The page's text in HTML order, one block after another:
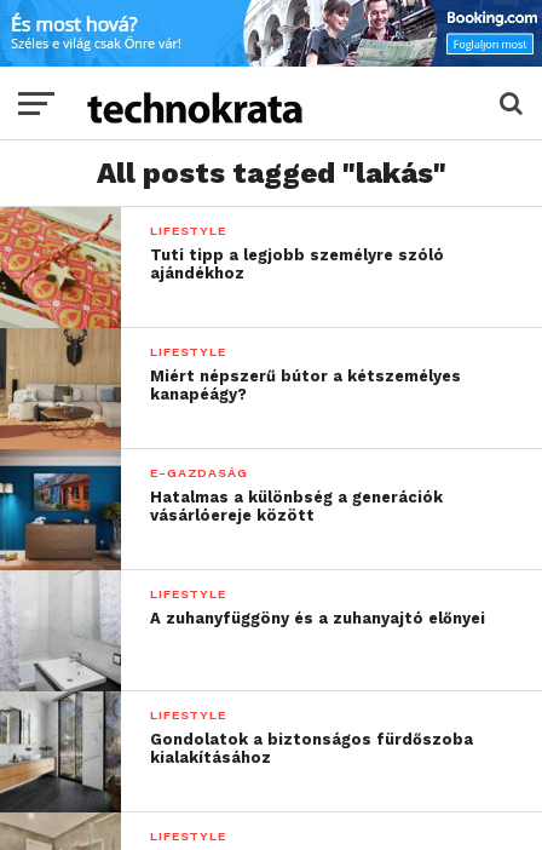
All posts tagged "lakás"
LIFESTYLE
Tuti tipp a legjobb személyre szóló
ajándékhoz
LIFESTYLE
Miért népszerű bútor a kétszemélyes
kanapéágy?
E-GAZDASÁG
Hatalmas a különbség a generációk
vásárlóereje között
LIFESTYLE
A zuhanyfüggöny és a zuhanyajtó előnyei
LIFESTYLE
Gondolatok a biztonságos fürdőszoba
kialakításához
LIFESTYLE